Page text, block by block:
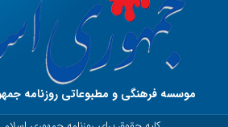
موسسه فرهنگی و مطبوعاتی روزنامه